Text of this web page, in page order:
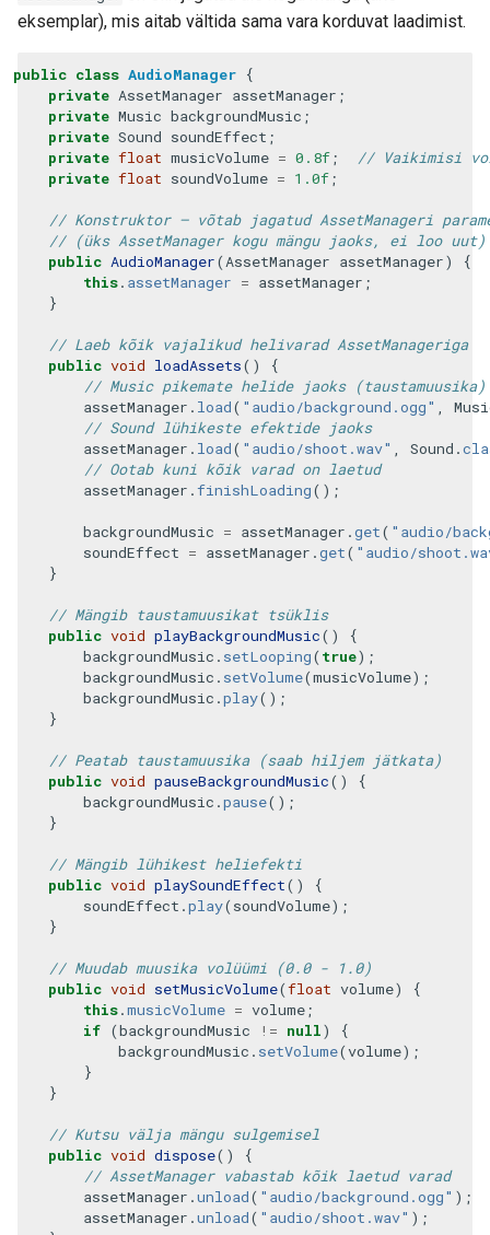
eksemplar), mis aitab vältida sama vara korduvat laadimist.
public class AudioManager {
private AssetManager assetManager ;
private Music backgroundMusic ;
private Sound soundEffect ;
private float musicVolume = 0.8f ;
// Vaikimisi
private float soundVolume = 1.0f ;
// Konstruktor – võtab jagatud AssetManageri
// (üks AssetManager kogu mängu jaoks, ei loo uut)
public AudioManager( AssetManager assetManager)
{
this. assetManager = assetManager ;
}
// Laeb kõik vajalikud helivarad AssetManageriga
public void loadAssets()
{
// Music pikemate helide jaoks (taustamuusika)
assetManager . load( "audio/background.ogg"
// Sound lühikeste efektide jaoks
assetManager . load( "audio/shoot.wav" Sound .
// Ootab kuni kõik varad on laetud
assetManager .finishLoading();
backgroundMusic = assetManager .get( "audio/
soundEffect = assetManager .get( "audio/
}
// Mängib taustamuusikat tsüklis
public void playBackgroundMusic()
{
backgroundMusic . setLooping( true);
backgroundMusic . setVolume(musicVolume);
backgroundMusic .play();
}
// Peatab taustamuusika (saab hiljem jätkata)
public void pauseBackgroundMusic()
{
backgroundMusic .pause();
}
// Mängib lühikest heliefekti
public void playSoundEffect()
{
soundEffect .play( soundVolume);
}
// Muudab muusika volüümi (0.0 - 1.0)
public void setMusicVolume(float volume)
{
this.musicVolume = volume ;
if (backgroundMusic != null)
{
backgroundMusic . setVolume(volume);
}
}
// Kutsu välja mängu sulgemisel
public void dispose()
{
// AssetManager vabastab kõik laetud varad
assetManager .unload( "audio/background.ogg" );
assetManager .unload( "audio/shoot.wav" );